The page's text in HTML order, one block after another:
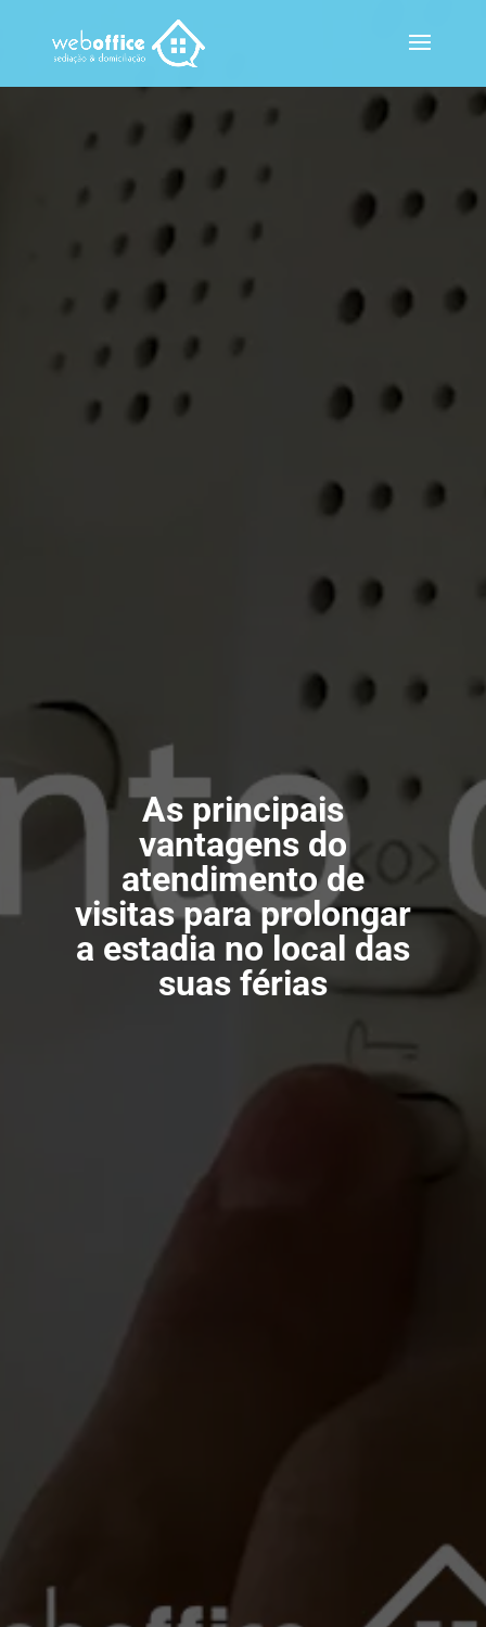
As principais
vantagens do
atendimento de
visitas para prolongar
a estadia no local das
suas férias